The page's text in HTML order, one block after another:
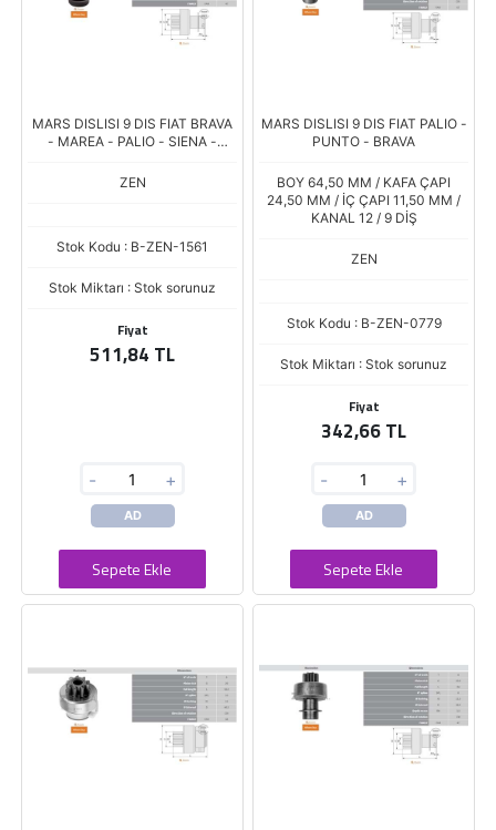
MARS DISLISI 9 DIS FIAT BRAVA
- MAREA - PALIO - SIENA -
ZEN
Stok Kodu : B-ZEN-1561
Stok Miktarı : Stok sorunuz
Fiyat
511,84 TL
- +
AD
Sepete Ekle
MARS DISLISI 9 DIS FIAT PALIO -
PUNTO - BRAVA
BOY 64,50 MM / KAFA ÇAPI
24,50 MM / İÇ ÇAPI 11,50 MM /
KANAL 12 / 9 DİŞ
ZEN
Stok Kodu : B-ZEN-0779
Stok Miktarı : Stok sorunuz
Fiyat
342,66 TL
- +
AD
Sepete Ekle